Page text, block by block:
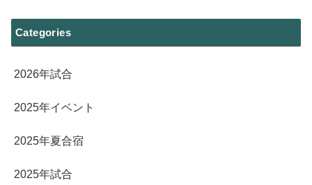
Categories
2026年試合
2025年イベント
2025年夏合宿
2025年試合